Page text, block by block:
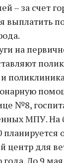
– за счет
выплатить
на
и
№8,
МПУ. На
центр для
года. До 9